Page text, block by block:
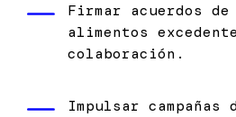
Firmar acuerdos de
alimentos
colaboración.
Impulsar campañas